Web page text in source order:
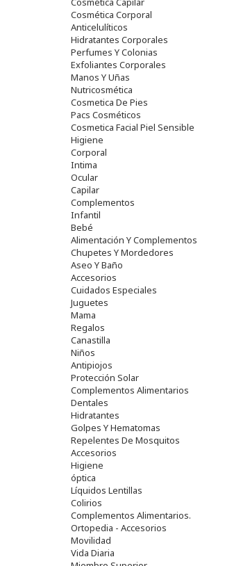
Cosmética Corporal
Anticelulíticos
Hidratantes Corporales
Perfumes Y Colonias
Exfoliantes Corporales
Manos Y Uñas
Nutricosmética
Cosmetica De Pies
Pacs Cosméticos
Cosmetica Facial Piel Sensible
Higiene
Corporal
Intima
Ocular
Capilar
Complementos
Infantil
Bebé
Alimentación Y Complementos
Chupetes Y Mordedores
Aseo Y Baño
Accesorios
Cuidados Especiales
Juguetes
Mama
Regalos
Canastilla
Niños
Antipiojos
Protección Solar
Complementos Alimentarios
Dentales
Hidratantes
Golpes Y Hematomas
Repelentes De Mosquitos
Accesorios
Higiene
óptica
Líquidos Lentillas
Colirios
Complementos Alimentarios.
Ortopedia - Accesorios
Movilidad
Vida Diaria